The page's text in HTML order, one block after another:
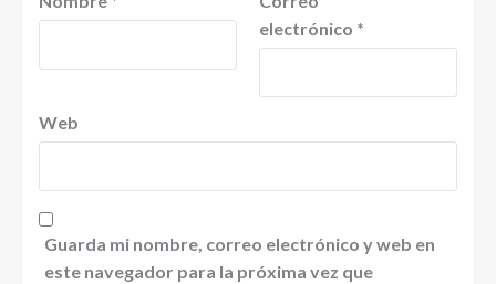
electrónico *
Web
Guarda mi nombre, correo electrónico y web en
este navegador para la próxima vez que